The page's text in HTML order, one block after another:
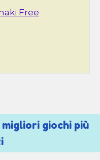
Free
giochi più